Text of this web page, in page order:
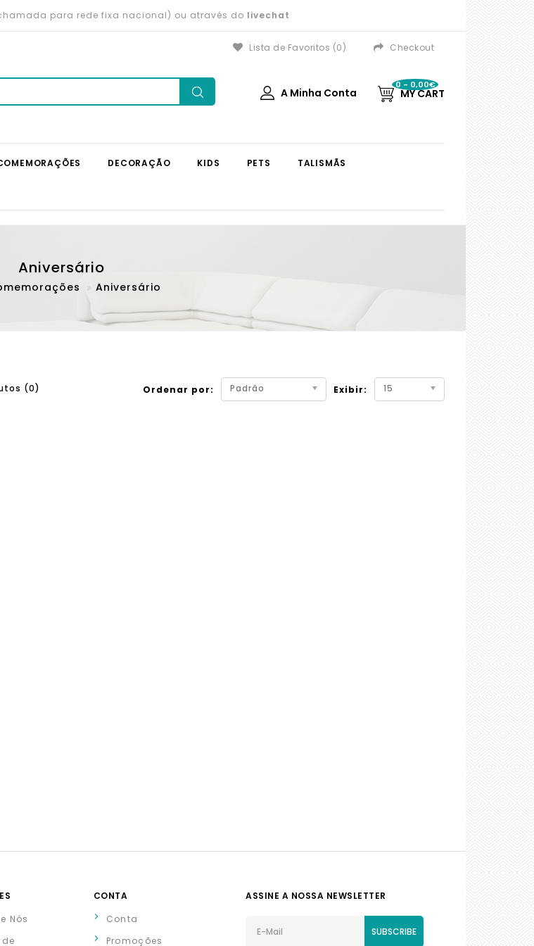
para rede fixa nacional) ou através do livechat
Lista de Favoritos (0) Checkout
MY CART
0 - 0,00€
A Minha Conta
DECORAÇÃO KIDS PETS TALISMÃS
Aniversário
Aniversário
(0) Ordenar por: Padrão Exibir: 15
Nós
CONTA
Conta
Promoções
ASSINE A NOSSA NEWSLETTER
SUBSCRIBE